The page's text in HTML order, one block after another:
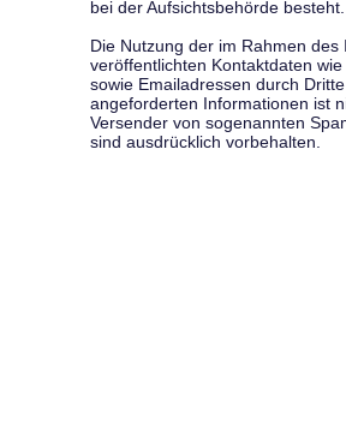
bei der Aufsichtsbehörde besteht.
Die Nutzung der im Rahmen
veröffentlichten Kontaktdaten
sowie Emailadressen durch
angeforderten Informationen ist
Versender von sogenannten
sind ausdrücklich vorbehalten.